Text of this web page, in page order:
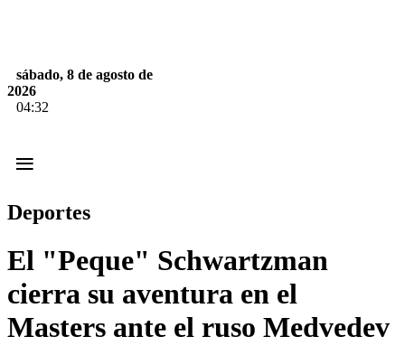
sábado, 8 de agosto de
2026
04:32
≡
Deportes
El "Peque" Schwartzman
cierra su aventura en el
Masters ante el ruso Medvedev